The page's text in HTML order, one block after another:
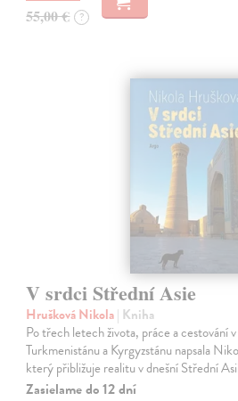
55,00 € ?
V srdci Střední Asie
Hrušková Nikola| Kniha
Po třech letech života, práce a cestování
Turkmenistánu a Kyrgyzstánu napsala
který přibližuje realitu v dnešní Střední
Zasielame do 12 dní